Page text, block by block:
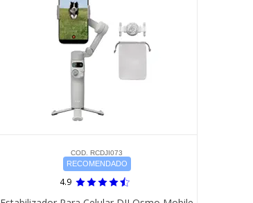
COD. RCDJI073
RECOMENDADO
4.9